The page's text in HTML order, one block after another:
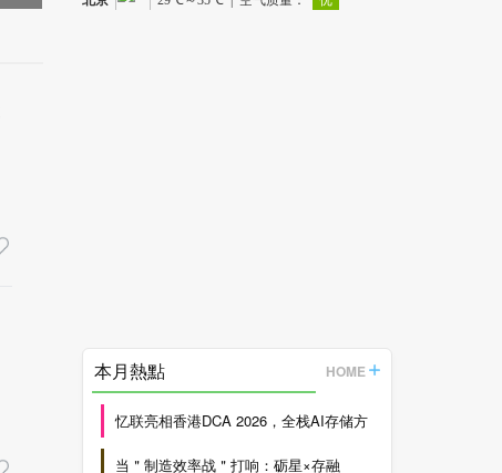
本月熱點 HOME
忆联亮相香港DCA 2026，全栈AI存储方
当＂制造效率战＂打响：砺星×存融